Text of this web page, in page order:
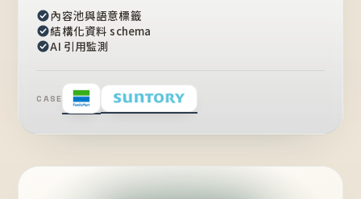
內容池與語意標籤
結構化資料 schema
AI 引用監測
CASE